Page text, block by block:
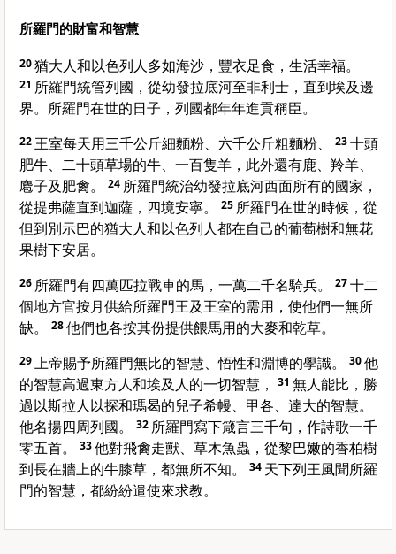
所羅門的財富和智慧
20猶大人和以色列人多如海沙，豐衣足食，生活幸福。
21 所羅門統管列國，從幼發拉底河至非利士，直到埃及邊
界。所羅門在世的日子，列國都年年進貢稱臣。
22王室每天用三千公斤細麵粉、六千公斤粗麵粉、 23十頭
肥牛、二十頭草場的牛、一百隻羊，此外還有鹿、羚羊、
麅子及肥禽。
24 所羅門統治幼發拉底河西面所有的國家，
從提弗薩直到迦薩，四境安寧。
25 所羅門在世的時候，從
但到別示巴的猶大人和以色列人都在自己的葡萄樹和無花
果樹下安居。
26 所羅門有四萬匹拉戰車的馬，一萬二千名騎兵。 27十二
個地方官按月供給所羅門王及王室的需用，使他們一無所
缺。
28他們也各按其份提供餵馬用的大麥和乾草。
29上帝賜予所羅門無比的智慧、悟性和淵博的學識。 30他
的智慧高過東方人和埃及人的一切智慧，
31 無人能比，勝
過以斯拉人以探和瑪曷的兒子希幔、甲各、達大的智慧。
他名揚四周列國。
32 所羅門寫下箴言三千句，作詩歌一千
零五首。
33他對飛禽走獸、草木魚蟲，從黎巴嫩的香柏樹
到長在牆上的牛膝草，都無所不知。
34 天下列王風聞所羅
門的智慧，都紛紛遣使來求教。